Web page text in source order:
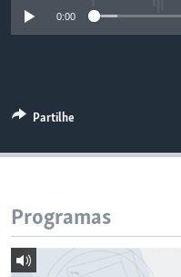
0:00
Partilhe
Programas